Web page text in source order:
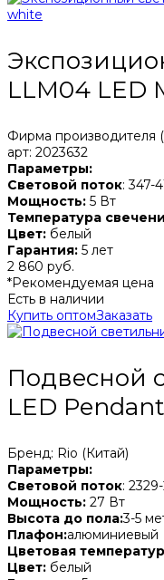
LLM04 LED
Фирма производителя
арт: 2023632
Параметры:
Световой поток: 347-
Мощность: 5 Вт
Температура
Цвет: белый
Гарантия: 5 лет
2 860 руб.
*Рекомендуемая цена
Есть в наличии
Купить оптомЗаказать
Подвесной
LED
Бренд: Rio (Китай)
Параметры:
Световой поток:
Мощность: 27 Вт
Высота до пола:3-5
Плафон:алюминиевый
Цветовая
Цвет: белый